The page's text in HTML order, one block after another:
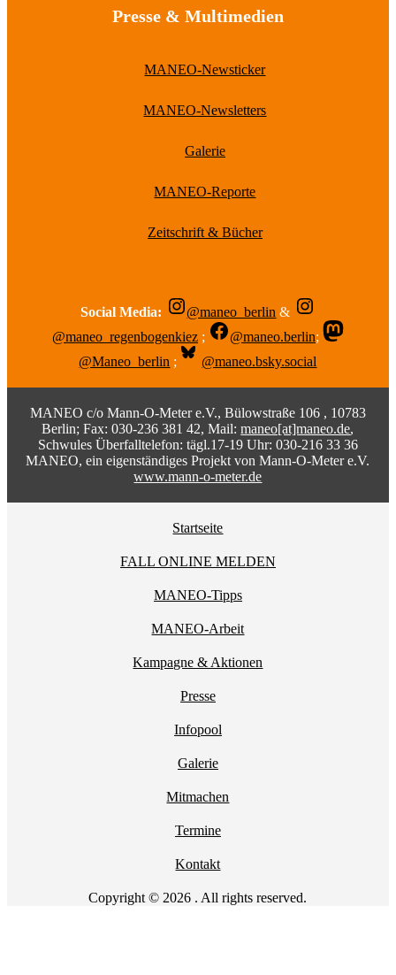
Presse & Multimedien
MANEO-Newsticker
MANEO-Newsletters
Galerie
MANEO-Reporte
Zeitschrift & Bücher
Social Media: @maneo_berlin &
@maneo_regenbogenkiez ; @maneo.berlin;
@Maneo_berlin ; @maneo.bsky.social
MANEO c/o Mann-O-Meter e.V., Bülowstraße 106 , 10783
Berlin; Fax: 030-236 381 42, Mail:maneo[at]maneo.de,
Schwules Überfalltelefon: tägl.17-19 Uhr: 030-216 33 36
MANEO, ein eigenständiges Projekt von Mann-O-Meter e.V.
www.mann-o-meter.de
Startseite
FALL ONLINE MELDEN
MANEO-Tipps
MANEO-Arbeit
Kampagne & Aktionen
Presse
Infopool
Galerie
Mitmachen
Termine
Kontakt
Copyright © 2026 . All rights reserved.